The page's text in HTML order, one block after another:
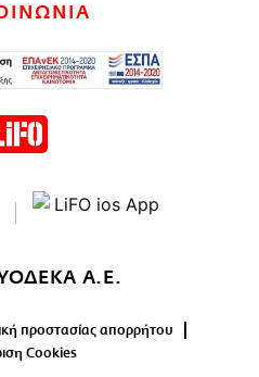
Α.Ε.
προστασίας απορρήτου
Cookies